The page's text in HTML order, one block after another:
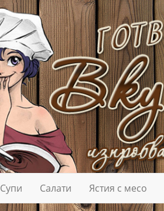
Супи Салати Ястия с месо